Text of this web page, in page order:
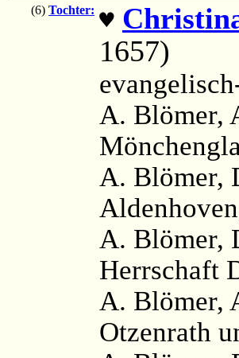
(6) Tochter: ♥
1657)
A. Blömer,
A. Blömer,
A. Blömer,
Herrschaft
A. Blömer,
Otzenrath